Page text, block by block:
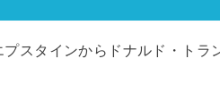
プスタインからドナルド・ト